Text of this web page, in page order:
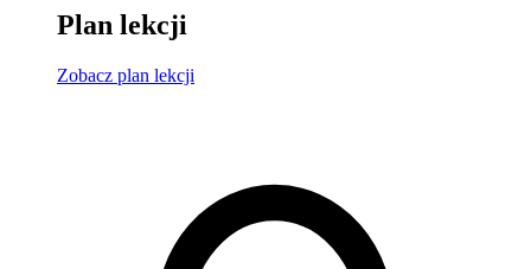
Plan lekcji
Zobacz plan lekcji